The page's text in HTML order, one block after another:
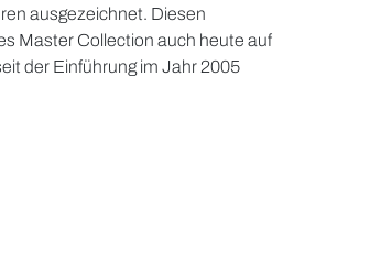
ausgezeichnet. Diesen
Master Collection auch heute auf
der Einführung im Jahr 2005